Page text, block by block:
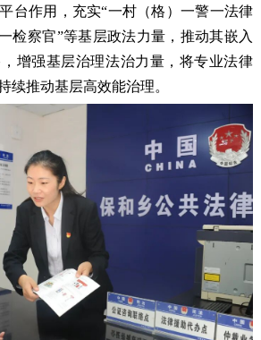
台作用，充实“一村（格）一警一法律
检察官”等基层政法力量，推动其嵌入
增强基层治理法治力量，将专业法律
续推动基层高效能治理。